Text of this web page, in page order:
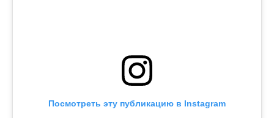
Посмотреть эту публикацию в Instagram